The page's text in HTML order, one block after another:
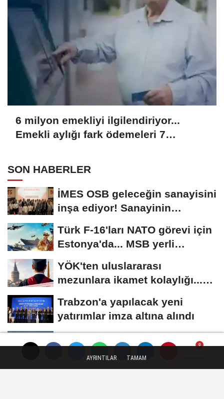
6 milyon emekliyi ilgilendiriyor...
Emekli aylığı fark ödemeleri 7
SON HABERLER
İMES OSB geleceğin sanayisini
inşa ediyor! Sanayinin
Türk F-16'ları NATO görevi için
Estonya'da... MSB yerli
savunma sistemleriyle...
YÖK'ten uluslararası
mezunlara ikamet kolaylığı...
Trabzon'a yapılacak yeni
yatırımlar imza altına alındı
AYRINTILAR TAMAM